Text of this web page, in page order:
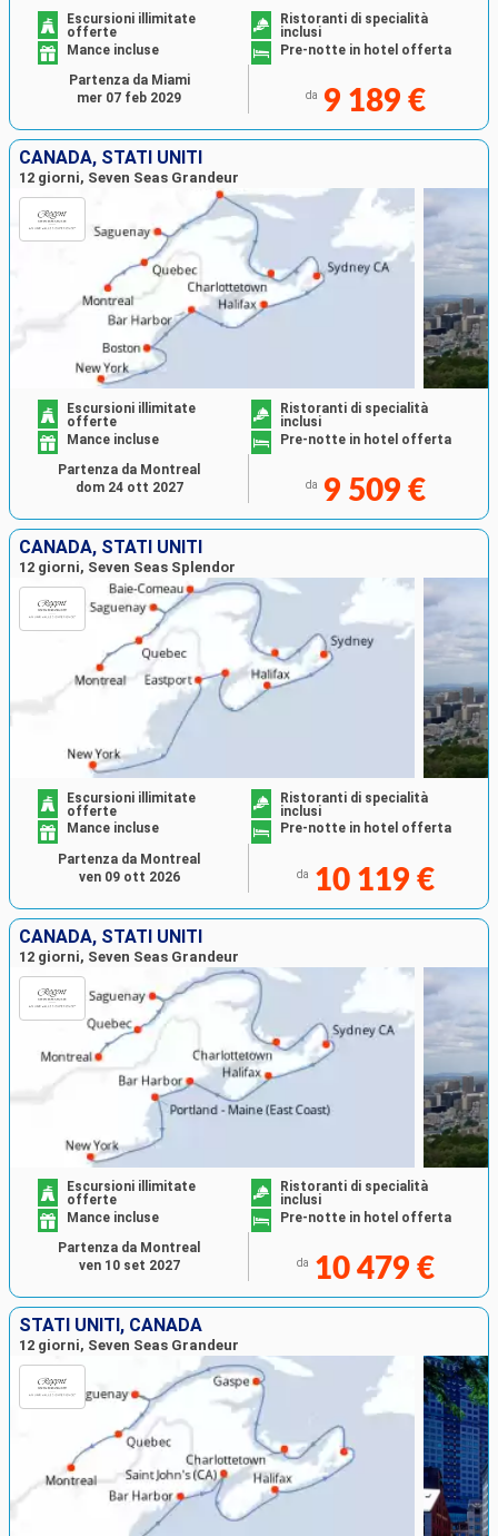
Escursioni illimitate
offerte
Ristoranti di specialità
inclusi
Mance incluse
Pre-notte in hotel offerta
da 9 189 €
Partenza da Miami
mer 07 feb 2029
CANADA, STATI UNITI
12 giorni, Seven Seas Grandeur
Escursioni illimitate
offerte
Ristoranti di specialità
inclusi
Mance incluse
Pre-notte in hotel offerta
da 9 509 €
Partenza da Montreal
dom 24 ott 2027
CANADA, STATI UNITI
12 giorni, Seven Seas Splendor
Escursioni illimitate
offerte
Ristoranti di specialità
inclusi
Mance incluse
Pre-notte in hotel offerta
da 10 119 €
Partenza da Montreal
ven 09 ott 2026
CANADA, STATI UNITI
12 giorni, Seven Seas Grandeur
Escursioni illimitate
offerte
Ristoranti di specialità
inclusi
Mance incluse
Pre-notte in hotel offerta
da 10 479 €
Partenza da Montreal
ven 10 set 2027
STATI UNITI, CANADA
12 giorni, Seven Seas Grandeur